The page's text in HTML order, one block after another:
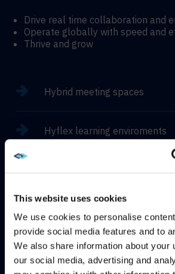
This website uses cookies
We use cookies to personalise
provide social media features and to
We also share information about your
our social media, advertising and
Drive real time collaboration and
Operate globally with speed and
Thrive and grow
Hybrid meeting spaces
Hyflex learning enviroments
Immersive experiences
WE NOTICED